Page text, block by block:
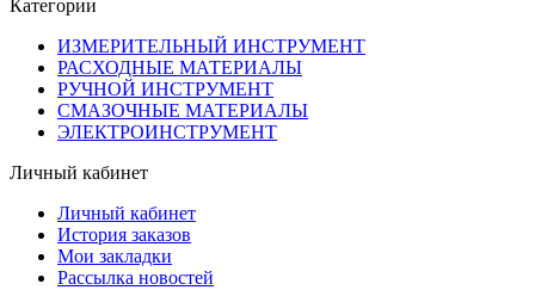
Категории
ИЗМЕРИТЕЛЬНЫЙ ИНСТРУМЕНТ
РАСХОДНЫЕ МАТЕРИАЛЫ
РУЧНОЙ ИНСТРУМЕНТ
СМАЗОЧНЫЕ МАТЕРИАЛЫ
ЭЛЕКТРОИНСТРУМЕНТ
Личный кабинет
Личный кабинет
История заказов
Мои закладки
Рассылка новостей